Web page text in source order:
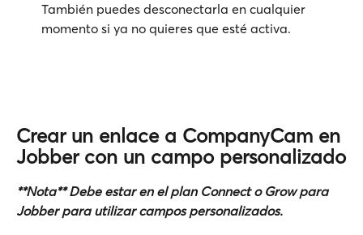
También puedes desconectarla en cualquier
momento si ya no quieres que esté activa.
Crear un enlace a CompanyCam en
Jobber con un campo personalizado
**Nota** Debe estar en el plan Connect o Grow para
Jobber para utilizar campos personalizados.